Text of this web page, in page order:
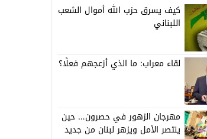
كيف يسرق حزب الله أموال الشعب
اللبناني
لقاء معراب: ما الذي أزعجهم فعلًا؟
مهرجان الزهور في حصرون… حين
ينتصر الأمل ويزهر لبنان من جديد